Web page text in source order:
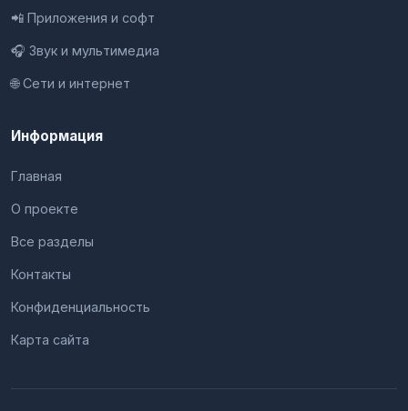
📲 Приложения и софт
🎧 Звук и мультимедиа
🌐 Сети и интернет
Информация
Главная
О проекте
Все разделы
Контакты
Конфиденциальность
Карта сайта